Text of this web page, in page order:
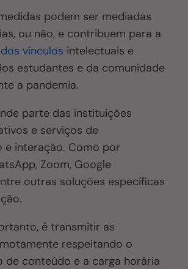
podem ser mediadas
ou não, e contribuem para a
vínculos intelectuais e
estudantes e da comunidade
a pandemia.
parte das instituições
e serviços de
e interação. Como por
Zoom, Google
outras soluções específicas
é transmitir as
respeitando o
de conteúdo e a carga horária